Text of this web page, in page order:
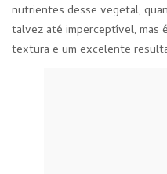
nutrientes desse vegetal,
talvez até imperceptível, mas
textura e um excelente